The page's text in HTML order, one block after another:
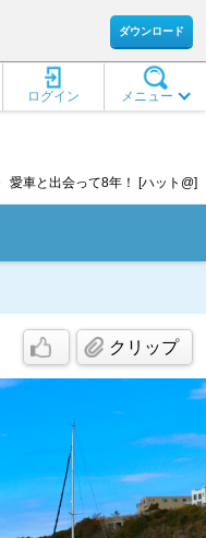
ダウンロード
メニュー
ログイン
愛車と出会って8年！ [ハット@]
クリップ